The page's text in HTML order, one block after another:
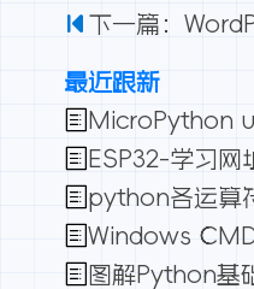
下一篇：
最近跟新
MicroPython
ESP32-学习网
python各运算
Windows
图解Python基